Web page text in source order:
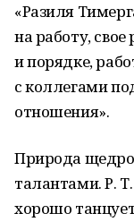
«Разиля
на работу,
и порядке,
с коллегами
отношения».
Природа
талантами. Р.
хорошо